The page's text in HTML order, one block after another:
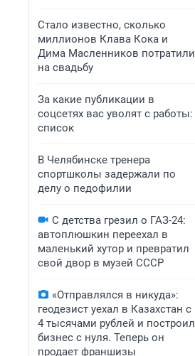
Стало известно, сколько
миллионов Клава Кока и
Дима Масленников потратили
на свадьбу
За какие публикации в
соцсетях вас уволят с работы:
список
В Челябинске тренера
спортшколы задержали по
делу о педофилии
С детства грезил о ГАЗ-24:
автоплюшкин переехал в
маленький хутор и превратил
свой двор в музей СССР
«Отправлялся в никуда»:
геодезист уехал в Казахстан с
4 тысячами рублей и построил
бизнес с нуля. Теперь он
продает франшизы